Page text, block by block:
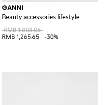
GANNI
Beauty accessories lifestyle
RMB 1,808.06
RMB 1,265.65
-30%